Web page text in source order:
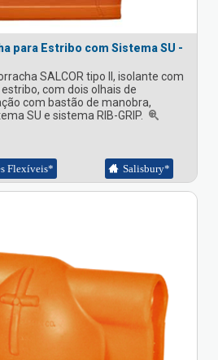
para Estribo com Sistema SU -
SALCOR tipo II, isolante com
com dois olhais de
com bastão de manobra,
SU e sistema RIB-GRIP.
Flexíveis* Salisbury*